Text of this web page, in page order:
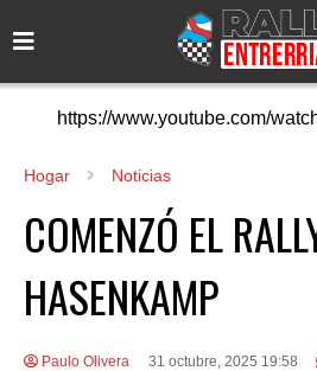
https://www.youtube.com/
Hogar Noticias
COMENZÓ EL
HASENKAMP
Paulo Olivera 31 octubre, 2025 19:58